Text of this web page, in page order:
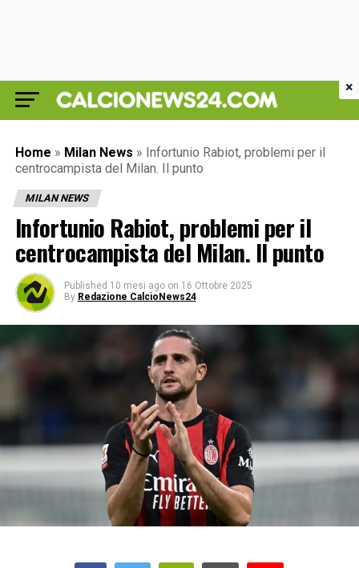
Home » Milan News » Infortunio Rabiot, problemi per il
centrocampista del Milan. Il punto
MILAN NEWS
Infortunio Rabiot, problemi per il
centrocampista del Milan. Il punto
Published 10 mesi ago on 16 Ottobre 2025
By Redazione CalcioNews24
×